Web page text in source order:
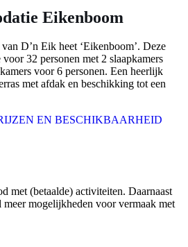
Eikenboom
D’n Eik heet ‘Eikenboom’. Deze
32 personen met 2 slaapkamers
voor 6 personen. Een heerlijk
met afdak en beschikking tot een
EN BESCHIKBAARHEID
met (betaalde) activiteiten. Daarnaast
mogelijkheden voor vermaak met